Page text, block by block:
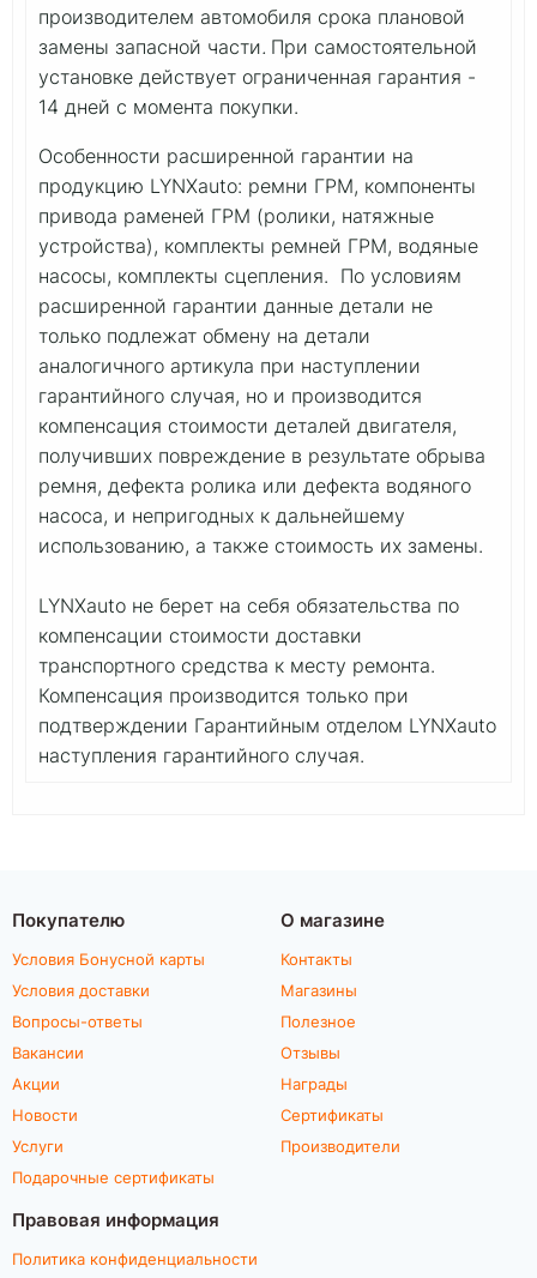
производителем автомобиля срока плановой
замены запасной части. При самостоятельной
установке действует ограниченная гарантия -
14 дней с момента покупки.
Особенности расширенной гарантии на
продукцию LYNXauto: ремни ГРМ, компоненты
привода раменей ГРМ (ролики, натяжные
устройства), комплекты ремней ГРМ, водяные
насосы, комплекты сцепления. По условиям
расширенной гарантии данные детали не
только подлежат обмену на детали
аналогичного артикула при наступлении
гарантийного случая, но и производится
компенсация стоимости деталей двигателя,
получивших повреждение в результате обрыва
ремня, дефекта ролика или дефекта водяного
насоса, и непригодных к дальнейшему
использованию, а также стоимость их замены.
LYNXauto не берет на себя обязательства по
компенсации стоимости доставки
транспортного средства к месту ремонта.
Компенсация производится только при
подтверждении Гарантийным отделом LYNXauto
наступления гарантийного случая.
Покупателю
Условия Бонусной карты
Условия доставки
Вопросы-ответы
Вакансии
Акции
Новости
Услуги
Подарочные сертификаты
О магазине
Контакты
Магазины
Полезное
Отзывы
Награды
Сертификаты
Производители
Правовая информация
Политика конфиденциальности